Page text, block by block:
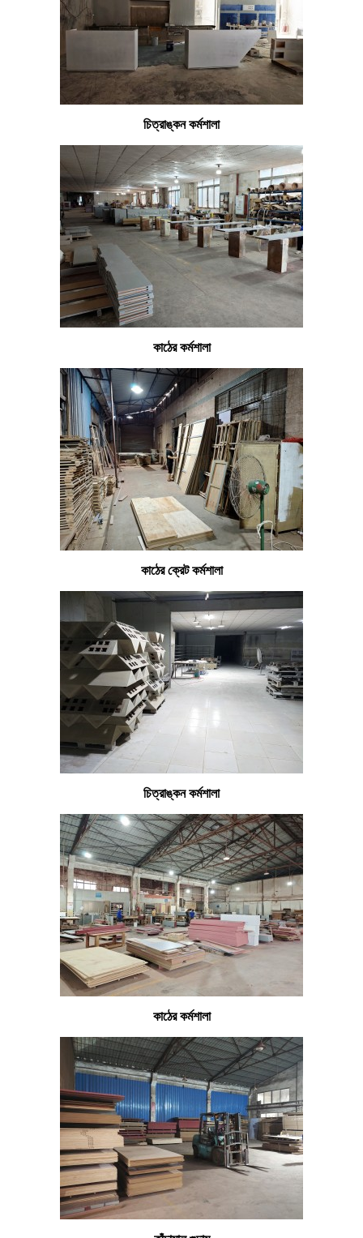
চিত্রাঙ্কন কর্মশালা
কাঠের কর্মশালা
কাঠের ক্রেট কর্মশালা
চিত্রাঙ্কন কর্মশালা
কাঠের কর্মশালা